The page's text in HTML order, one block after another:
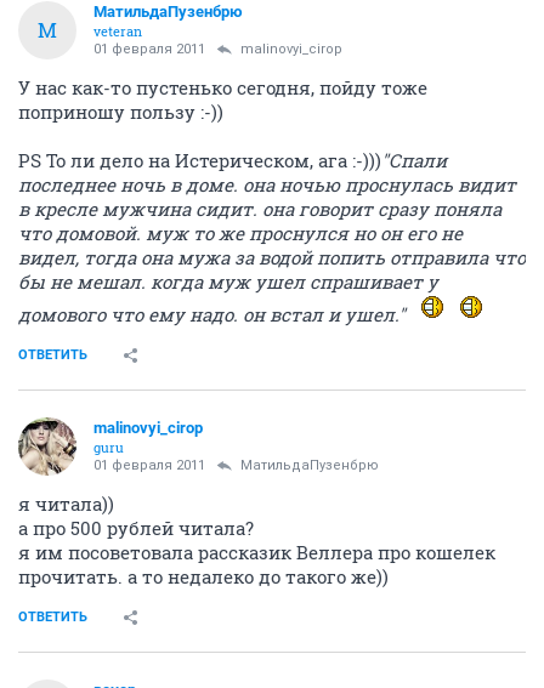
М
МатильдаПузенбрю
veteran
01 февраля 2011 malinovyi_cirop
У нас как-то пустенько сегодня, пойду тоже
поприношу пользу :-))
PS То ли дело на Истерическом, ага :-))) "Спали
последнее ночь в доме. она ночью проснулась видит
в кресле мужчина сидит. она говорит сразу поняла
что домовой. муж то же проснулся но он его не
видел, тогда она мужа за водой попить отправила что
бы не мешал. когда муж ушел спрашивает у
домового что ему надо. он встал и ушел."
ОТВЕТИТЬ
malinovyi_cirop
guru
01 февраля 2011 МатильдаПузенбрю
я читала))
а про 500 рублей читала?
я им посоветовала рассказик Веллера про кошелек
прочитать. а то недалеко до такого же))
ОТВЕТИТЬ